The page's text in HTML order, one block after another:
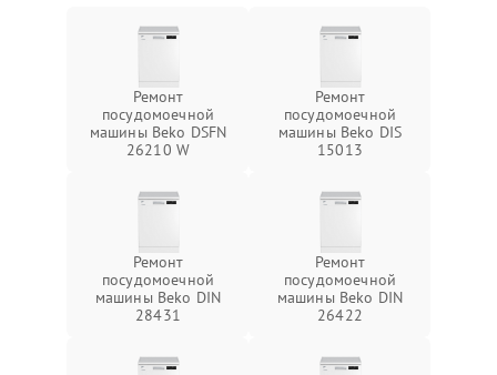
Ремонт
посудомоечной
машины Beko DSFN
26210 W
Ремонт
посудомоечной
машины Beko DIS
15013
Ремонт
посудомоечной
машины Beko DIN
28431
Ремонт
посудомоечной
машины Beko DIN
26422